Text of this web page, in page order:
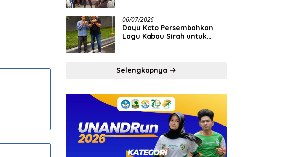
06/07/2026
Dayu Koto Persembahkan
Lagu Kabau Sirah untuk
Selengkapnya